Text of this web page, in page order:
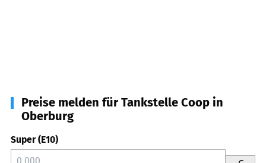
Preise melden für Tankstelle Coop in
Oberburg
Super (E10)